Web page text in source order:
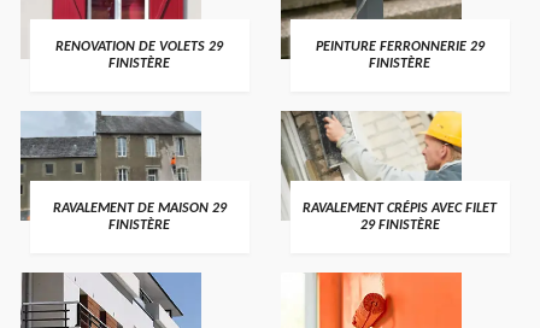
RENOVATION DE VOLETS 29
FINISTÈRE
PEINTURE FERRONNERIE 29
FINISTÈRE
RAVALEMENT DE MAISON 29
FINISTÈRE
RAVALEMENT CRÉPIS AVEC FILET
29 FINISTÈRE